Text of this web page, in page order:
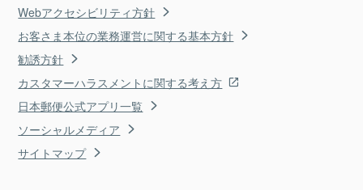
Webアクセシビリティ方針
お客さま本位の業務運営に関する基本方針
勧誘方針
カスタマーハラスメントに関する考え方
日本郵便公式アプリ一覧
ソーシャルメディア
サイトマップ